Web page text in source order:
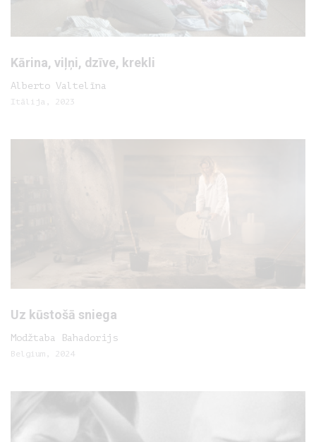
Kārina, viļņi, dzīve, krekli
Alberto Valtelīna
Itālija, 2023
Uz kūstošā sniega
Modžtaba Bahadorijs
Belgium, 2024